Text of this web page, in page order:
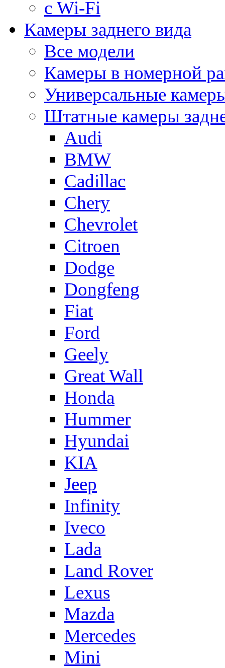
с Wi-Fi
Камеры заднего вида
Все модели
Камеры в номерной
Универсальные
Штатные камеры
Audi
BMW
Cadillac
Chery
Chevrolet
Citroen
Dodge
Dongfeng
Fiat
Ford
Geely
Great Wall
Honda
Hummer
Hyundai
KIA
Jeep
Infinity
Iveco
Lada
Land Rover
Lexus
Mazda
Mercedes
Mini